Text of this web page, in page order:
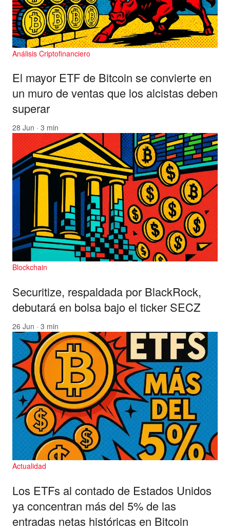
Análisis Criptofinanciero
El mayor ETF de Bitcoin se convierte en
un muro de ventas que los alcistas deben
superar
28 Jun · 3 min
Blockchain
Securitize, respaldada por BlackRock,
debutará en bolsa bajo el ticker SECZ
26 Jun · 3 min
Actualidad
Los ETFs al contado de Estados Unidos
ya concentran más del 5% de las
entradas netas históricas en Bitcoin